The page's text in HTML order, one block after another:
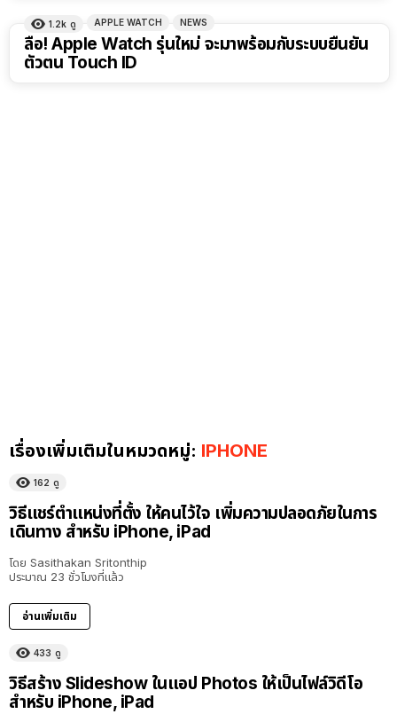
1.2k ดู APPLE WATCH NEWS
ลือ! Apple Watch รุ่นใหม่ จะมาพร้อมกับระบบยืนยัน
ตัวตน Touch ID
เรื่องเพิ่มเติมในหมวดหมู่: IPHONE
162 ดู
วิธีแชร์ตำแหน่งที่ตั้ง ให้คนไว้ใจ เพิ่มความปลอดภัยในการ
เดินทาง สำหรับ iPhone, iPad
โดย Sasithakan Sritonthip
ประมาณ 23 ชั่วโมงที่แล้ว
อ่านเพิ่มเติม
433 ดู
วิธีสร้าง Slideshow ในแอป Photos ให้เป็นไฟล์วิดีโอ
สำหรับ iPhone, iPad